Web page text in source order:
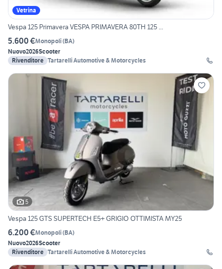
Vetrina
Vespa 125 Primavera VESPA PRIMAVERA 80TH 125 ...
5.600 €Monopoli(BA)
Nuovo2026Scooter
Rivenditore Tartarelli Automotive & Motorcycles
5
Vespa 125 GTS SUPERTECH E5+ GRIGIO OTTIMISTA MY25
6.200 €Monopoli(BA)
Nuovo2026Scooter
Rivenditore Tartarelli Automotive & Motorcycles